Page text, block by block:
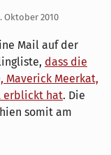
Oktober 2010
Mail auf der
dass die
Maverick Meerkat,
erblickt hat. Die
somit am